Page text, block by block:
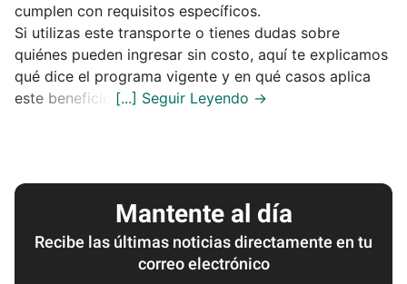
cumplen con requisitos específicos.
Si utilizas este transporte o tienes dudas sobre
quiénes pueden ingresar sin costo, aquí te explicamos
qué dice el programa vigente y en qué casos aplica
este beneficio.
Mantente al día
Recibe las últimas noticias directamente en tu
correo electrónico